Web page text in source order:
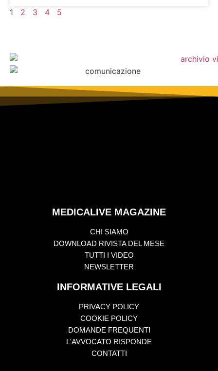
1 2 3 4 5
MEDICALIVE MAGAZINE
CHI SIAMO
DOWNLOAD RIVISTA DEL MESE
TUTTI I VIDEO
NEWSLETTER
INFORMATIVE LEGALI
PRIVACY POLICY
COOKIE POLICY
DOMANDE FREQUENTI
L'AVVOCATO RISPONDE
CONTATTI